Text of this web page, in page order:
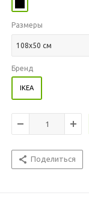
Размеры
108x50 см
Бренд
IKEA
Поделиться